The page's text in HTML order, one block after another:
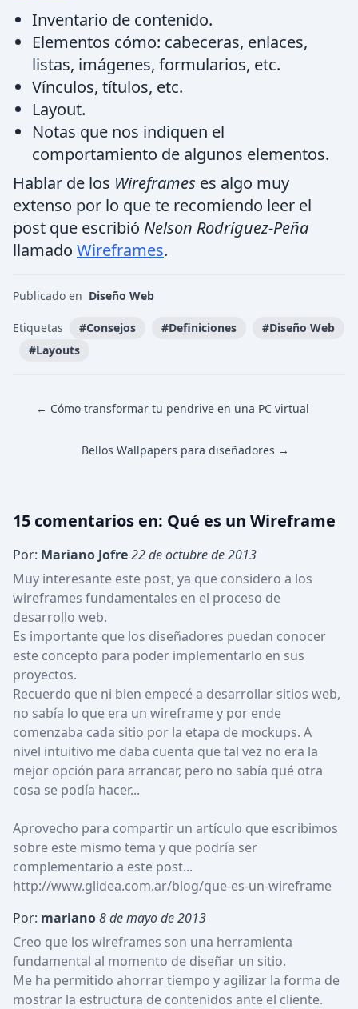
Inventario de contenido.
Elementos cómo: cabeceras, enlaces,
listas, imágenes, formularios, etc.
Vínculos, títulos, etc.
Layout.
Notas que nos indiquen el
comportamiento de algunos elementos.
Hablar de los Wireframes es algo muy
extenso por lo que te recomiendo leer el
post que escribió Nelson Rodríguez-Peña
llamado Wireframes.
Publicado en Diseño Web
Etiquetas #Consejos #Definiciones #Diseño Web
#Layouts
← Cómo transformar tu pendrive en una PC virtual
Bellos Wallpapers para diseñadores →
15 comentarios en: Qué es un Wireframe
Por: Mariano Jofre22 de octubre de 2013
Muy interesante este post, ya que considero a los
wireframes fundamentales en el proceso de
desarrollo web.
Es importante que los diseñadores puedan conocer
este concepto para poder implementarlo en sus
proyectos.
Recuerdo que ni bien empecé a desarrollar sitios web,
no sabía lo que era un wireframe y por ende
comenzaba cada sitio por la etapa de mockups. A
nivel intuitivo me daba cuenta que tal vez no era la
mejor opción para arrancar, pero no sabía qué otra
cosa se podía hacer...
Aprovecho para compartir un artículo que escribimos
sobre este mismo tema y que podría ser
complementario a este post...
http://www.glidea.com.ar/blog/que-es-un-wireframe
Por: mariano8 de mayo de 2013
Creo que los wireframes son una herramienta
fundamental al momento de diseñar un sitio.
Me ha permitido ahorrar tiempo y agilizar la forma de
mostrar la estructura de contenidos ante el cliente.